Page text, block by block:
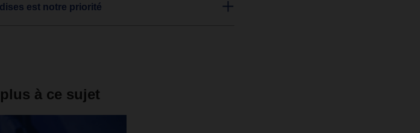
est notre priorité
à ce sujet